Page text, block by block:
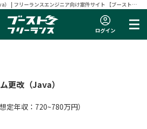
トフ
ログイン
更改（Java）
定年収：720~780万円）